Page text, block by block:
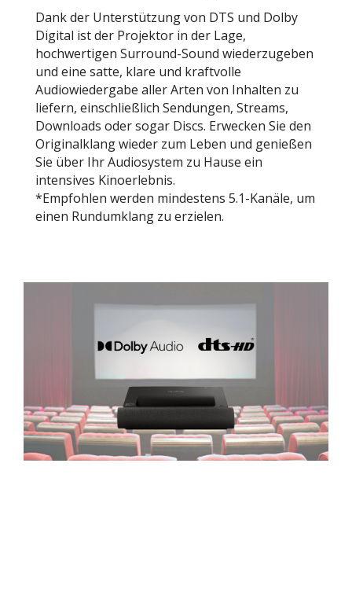
Dank der Unterstützung von DTS und Dolby
Digital ist der Projektor in der Lage,
hochwertigen Surround-Sound wiederzugeben
und eine satte, klare und kraftvolle
Audiowiedergabe aller Arten von Inhalten zu
liefern, einschließlich Sendungen, Streams,
Downloads oder sogar Discs. Erwecken Sie den
Originalklang wieder zum Leben und genießen
Sie über Ihr Audiosystem zu Hause ein
intensives Kinoerlebnis.
*Empfohlen werden mindestens 5.1-Kanäle, um
einen Rundumklang zu erzielen.